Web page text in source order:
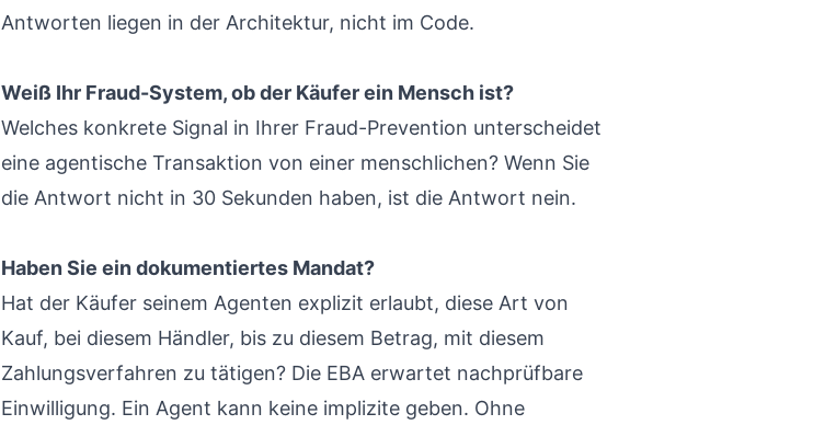
Antworten liegen in der Architektur, nicht im Code.
Weiß Ihr Fraud-System, ob der Käufer ein Mensch ist?
Welches konkrete Signal in Ihrer Fraud-Prevention unterscheidet
eine agentische Transaktion von einer menschlichen? Wenn Sie
die Antwort nicht in 30 Sekunden haben, ist die Antwort nein.
Haben Sie ein dokumentiertes Mandat?
Hat der Käufer seinem Agenten explizit erlaubt, diese Art von
Kauf, bei diesem Händler, bis zu diesem Betrag, mit diesem
Zahlungsverfahren zu tätigen? Die EBA erwartet nachprüfbare
Einwilligung. Ein Agent kann keine implizite geben. Ohne